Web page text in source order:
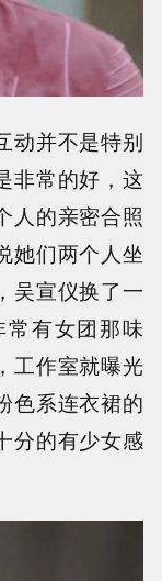
动并不是特别
非常的好，这
人的亲密合照
她们两个人坐
吴宣仪换了一
有女团那味
工作室就曝光
色系连衣裙的
分的有少女感